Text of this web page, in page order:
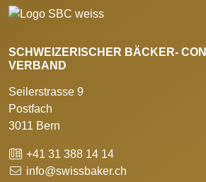
SCHWEIZERISCHER BÄCKER-
VERBAND
Seilerstrasse 9
Postfach
3011 Bern
+41 31 388 14 14
info@swissbaker.ch